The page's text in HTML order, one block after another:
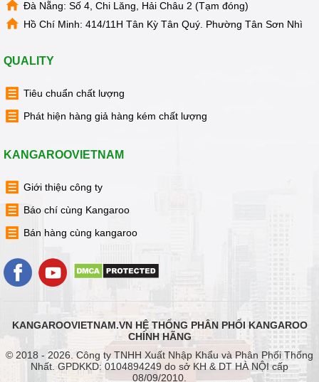
Đà Nẵng: Số 4, Chi Lăng, Hải Châu 2 (Tạm đóng)
Hồ Chí Minh: 414/11H Tân Kỳ Tân Quý. Phường Tân Sơn Nhì
QUALITY
Tiêu chuẩn chất lượng
Phát hiện hàng giả hàng kém chất lượng
KANGAROOVIETNAM
Giới thiệu công ty
Báo chí cùng Kangaroo
Bán hàng cùng kangaroo
KANGAROOVIETNAM.VN HỆ THỐNG PHÂN PHỐI KANGAROO
CHÍNH HÃNG
© 2018 - 2026. Công ty TNHH Xuất Nhập Khẩu và Phân Phối Thống
Nhất. GPDKKD: 0104894249 do sở KH & DT HÀ NỘI cấp
08/09/2010.